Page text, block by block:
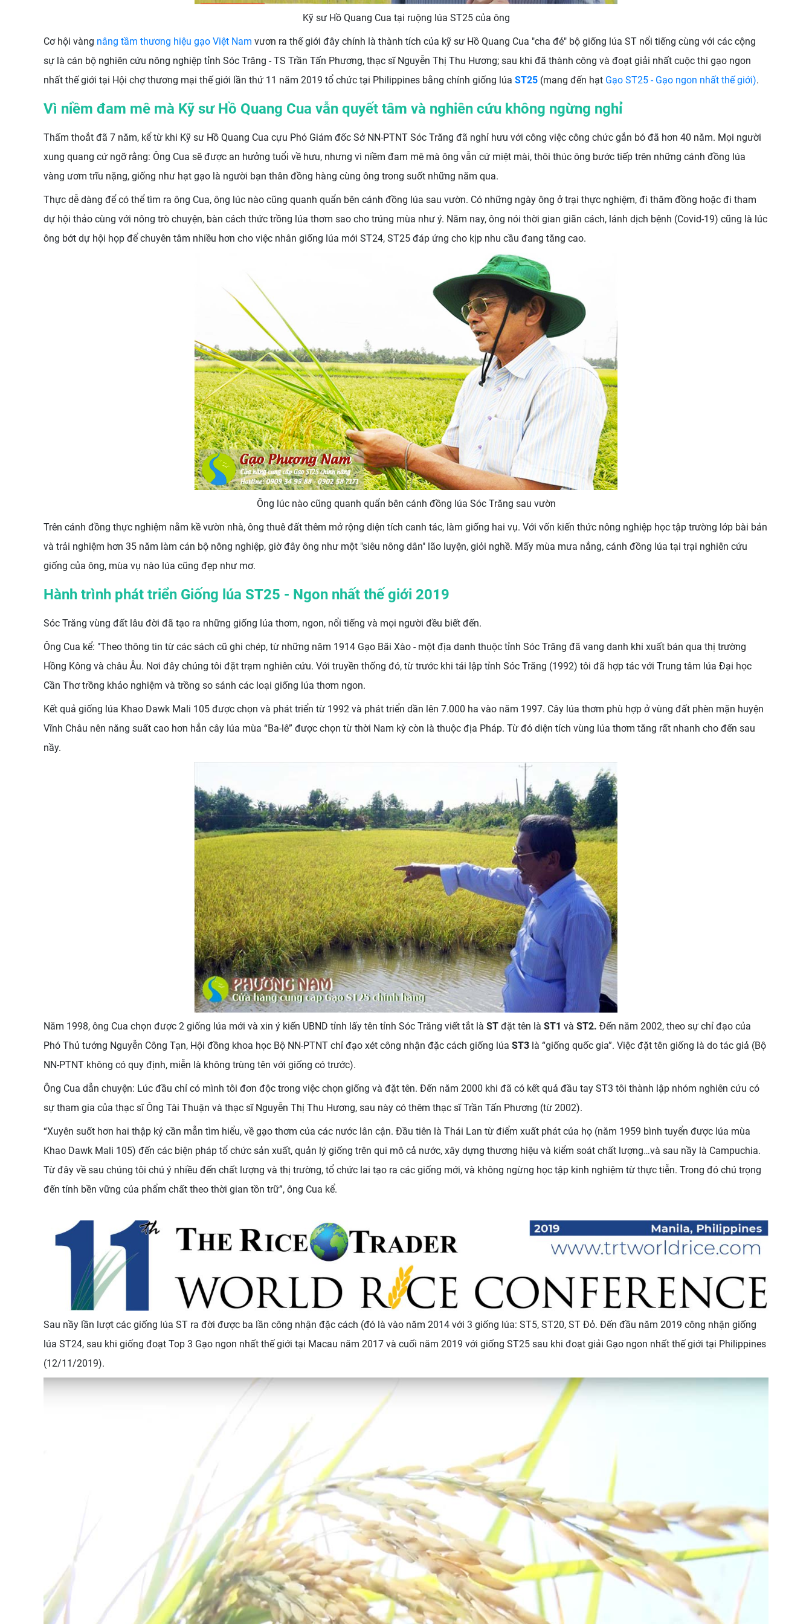
Kỹ sư Hồ Quang Cua tại ruộng lúa ST25 của ông
Cơ hội vàng nâng tầm thương hiệu gạo Việt Nam vươn ra thế giới đây chính là thành tích của kỹ sư Hồ Quang Cua "cha đẻ" bộ giống lúa ST nổi tiếng cùng với các cộng
sự là cán bộ nghiên cứu nông nghiệp tỉnh Sóc Trăng - TS Trần Tấn Phương, thạc sĩ Nguyễn Thị Thu Hương; sau khi đã thành công và đoạt giải nhất cuộc thi gạo ngon
nhất thế giới tại Hội chợ thương mại thế giới lần thứ 11 năm 2019 tổ chức tại Philippines bằng chính giống lúa ST25 (mang đến hạt Gạo ST25 - Gạo ngon nhất thế giới).
Vì niềm đam mê mà Kỹ sư Hồ Quang Cua vẫn quyết tâm và nghiên cứu không ngừng nghỉ
Thấm thoắt đã 7 năm, kể từ khi Kỹ sư Hồ Quang Cua cựu Phó Giám đốc Sở NN-PTNT Sóc Trăng đã nghỉ hưu với công việc công chức gắn bó đã hơn 40 năm. Mọi người
xung quang cứ ngỡ rằng: Ông Cua sẽ được an hưởng tuổi về hưu, nhưng vì niềm đam mê mà ông vẫn cứ miệt mài, thôi thúc ông bước tiếp trên những cánh đồng lúa
vàng ươm trĩu nặng, giống như hạt gạo là người bạn thân đồng hàng cùng ông trong suốt những năm qua.
Thực dễ dàng để có thể tìm ra ông Cua, ông lúc nào cũng quanh quẩn bên cánh đồng lúa sau vườn. Có những ngày ông ở trại thực nghiệm, đi thăm đồng hoặc đi tham
dự hội thảo cùng với nông trò chuyện, bàn cách thức trồng lúa thơm sao cho trúng mùa như ý. Năm nay, ông nói thời gian giãn cách, lánh dịch bệnh (Covid-19) cũng là lúc
ông bớt dự hội họp để chuyên tâm nhiều hơn cho việc nhân giống lúa mới ST24, ST25 đáp ứng cho kịp nhu cầu đang tăng cao.
Ông lúc nào cũng quanh quẩn bên cánh đồng lúa Sóc Trăng sau vườn
Trên cánh đồng thực nghiệm nằm kề vườn nhà, ông thuê đất thêm mở rộng diện tích canh tác, làm giống hai vụ. Với vốn kiến thức nông nghiệp học tập trường lớp bài bản
và trải nghiệm hơn 35 năm làm cán bộ nông nghiệp, giờ đây ông như một "siêu nông dân" lão luyện, giỏi nghề. Mấy mùa mưa nắng, cánh đồng lúa tại trại nghiên cứu
giống của ông, mùa vụ nào lúa cũng đẹp như mơ.
Hành trình phát triển Giống lúa ST25 - Ngon nhất thế giới 2019
Sóc Trăng vùng đất lâu đời đã tạo ra những giống lúa thơm, ngon, nổi tiếng và mọi người đều biết đến.
Ông Cua kể: "Theo thông tin từ các sách cũ ghi chép, từ những năm 1914 Gạo Bãi Xào - một địa danh thuộc tỉnh Sóc Trăng đã vang danh khi xuất bán qua thị trường
Hồng Kông và châu Âu. Nơi đây chúng tôi đặt trạm nghiên cứu. Với truyền thống đó, từ trước khi tái lập tỉnh Sóc Trăng (1992) tôi đã hợp tác với Trung tâm lúa Đại học
Cần Thơ trồng khảo nghiệm và trồng so sánh các loại giống lúa thơm ngon.
Kết quả giống lúa Khao Dawk Mali 105 được chọn và phát triển từ 1992 và phát triển dần lên 7.000 ha vào năm 1997. Cây lúa thơm phù hợp ở vùng đất phèn mặn huyện
Vĩnh Châu nên năng suất cao hơn hẳn cây lúa mùa “Ba-lê” được chọn từ thời Nam kỳ còn là thuộc địa Pháp. Từ đó diện tích vùng lúa thơm tăng rất nhanh cho đến sau
nầy.
Năm 1998, ông Cua chọn được 2 giống lúa mới và xin ý kiến UBND tỉnh lấy tên tỉnh Sóc Trăng viết tắt là ST đặt tên là ST1 và ST2. Đến năm 2002, theo sự chỉ đạo của
Phó Thủ tướng Nguyễn Công Tạn, Hội đồng khoa học Bộ NN-PTNT chỉ đạo xét công nhận đặc cách giống lúa ST3 là “giống quốc gia”. Việc đặt tên giống là do tác giả (Bộ
NN-PTNT không có quy định, miễn là không trùng tên với giống có trước).
Ông Cua dẫn chuyện: Lúc đầu chỉ có mình tôi đơn độc trong việc chọn giống và đặt tên. Đến năm 2000 khi đã có kết quả đầu tay ST3 tôi thành lập nhóm nghiên cứu có
sự tham gia của thạc sĩ Ông Tài Thuận và thạc sĩ Nguyễn Thị Thu Hương, sau này có thêm thạc sĩ Trần Tấn Phương (từ 2002).
“Xuyên suốt hơn hai thập kỷ cần mẫn tìm hiểu, về gạo thơm của các nước lân cận. Đầu tiên là Thái Lan từ điểm xuất phát của họ (năm 1959 bình tuyển được lúa mùa
Khao Dawk Mali 105) đến các biện pháp tổ chức sản xuất, quản lý giống trên qui mô cả nước, xây dựng thương hiệu và kiểm soát chất lượng…và sau nầy là Campuchia.
Từ đây về sau chúng tôi chú ý nhiều đến chất lượng và thị trường, tổ chức lai tạo ra các giống mới, và không ngừng học tập kinh nghiệm từ thực tiễn. Trong đó chú trọng
đến tính bền vững của phẩm chất theo thời gian tồn trữ”, ông Cua kể.
Sau nầy lần lượt các giống lúa ST ra đời được ba lần công nhận đặc cách (đó là vào năm 2014 với 3 giống lúa: ST5, ST20, ST Đỏ. Đến đầu năm 2019 công nhận giống
lúa ST24, sau khi giống đoạt Top 3 Gạo ngon nhất thế giới tại Macau năm 2017 và cuối năm 2019 với giống ST25 sau khi đoạt giải Gạo ngon nhất thế giới tại Philippines
(12/11/2019).